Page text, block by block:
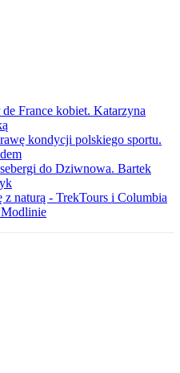
France kobiet. Katarzyna
kondycji polskiego sportu.
do Dziwnowa. Bartek
z naturą - TrekTours i Columbia
Modlinie